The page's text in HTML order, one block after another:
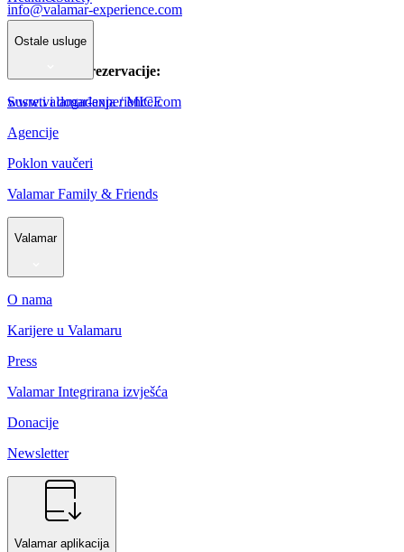
info@valamar-experience.com
Informacije i rezervacije:
www.valamar-experience.com
Ostale usluge
Susreti i događanja / MICE
Agencije
Poklon vaučeri
Valamar Family & Friends
Valamar
O nama
Karijere u Valamaru
Press
Valamar Integrirana izvješća
Donacije
Newsletter
Valamar aplikacija